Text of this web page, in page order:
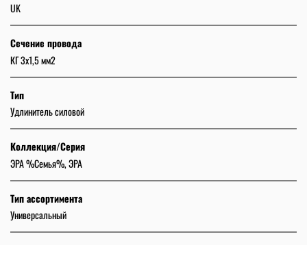
UK
Сечение провода
КГ 3x1,5 мм2
Тип
Удлинитель силовой
Коллекция/Серия
ЭРА %Семья%, ЭРА
Тип ассортимента
Универсальный